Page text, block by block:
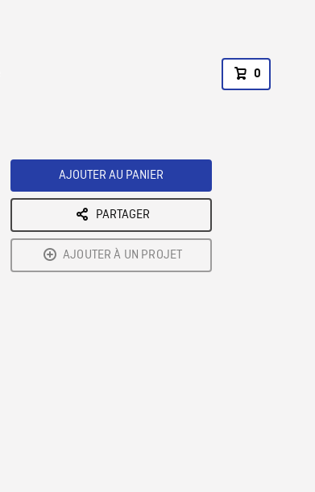
0
AJOUTER AU PANIER
PARTAGER
AJOUTER À UN PROJET